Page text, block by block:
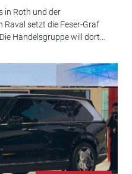
in Roth und der
setzt die Feser-Graf
Handelsgruppe will dort...